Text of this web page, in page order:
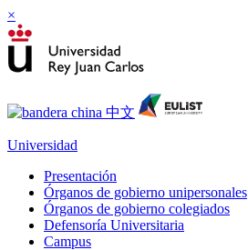
×
Universidad
Presentación
Órganos de gobierno unipersonales
Órganos de gobierno colegiados
Defensoría Universitaria
Campus